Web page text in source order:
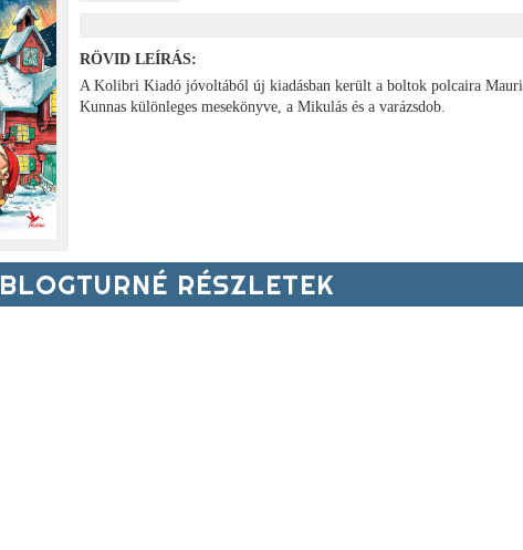
RÖVID LEÍRÁS:
A Kolibri Kiadó jóvoltából új kiadásban került a boltok polcaira Mauri
Kunnas különleges mesekönyve, a Mikulás és a varázsdob.
BLOGTURNÉ RÉSZLETEK